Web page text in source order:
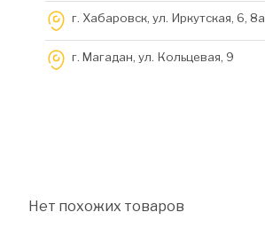
г. Хабаровск, ул. Иркутская, 6, 8a
г. Магадан, ул. Кольцевая, 9
Нет похожих товаров